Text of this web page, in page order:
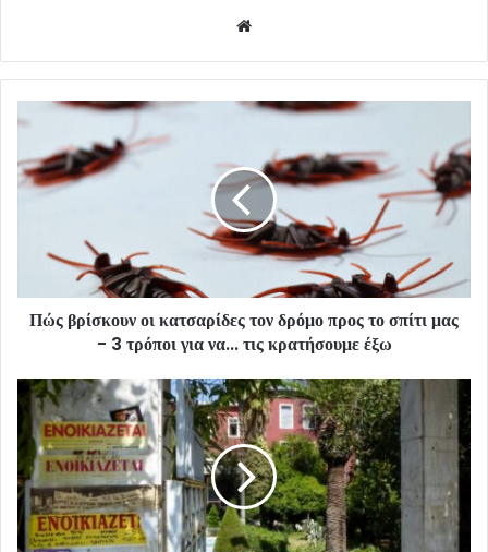
Πώς βρίσκουν οι κατσαρίδες τον δρόμο προς το σπίτι μας
- 3 τρόποι για να... τις κρατήσουμε έξω